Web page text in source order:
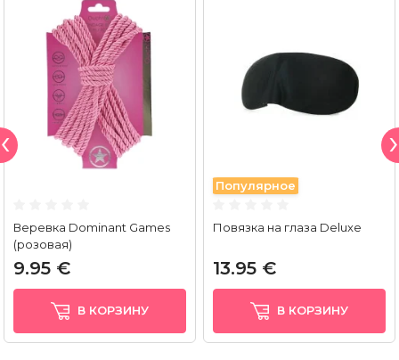
Веревка Dominant Games
(розовая)
9.95 €
В КОРЗИНУ
Популярное
Повязка на глаза Deluxe
13.95 €
В КОРЗИНУ